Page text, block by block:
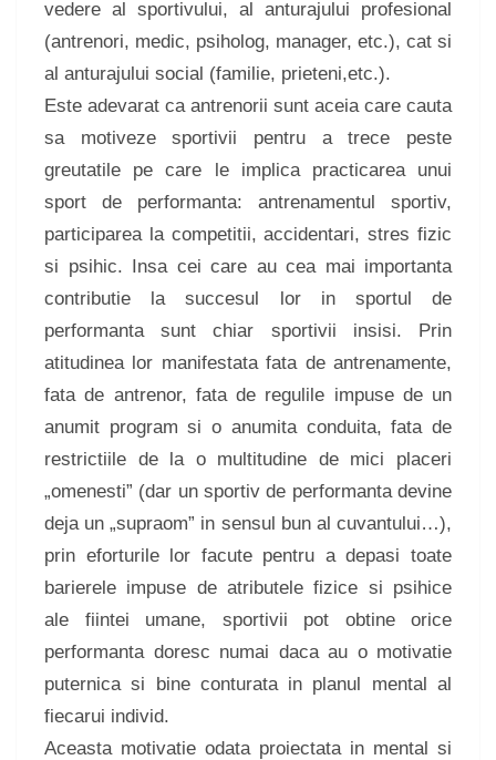
vedere al sportivului, al anturajului profesional
(antrenori, medic, psiholog, manager, etc.), cat si
al anturajului social (familie, prieteni,etc.).
Este adevarat ca antrenorii sunt aceia care cauta
sa motiveze sportivii pentru a trece peste
greutatile pe care le implica practicarea unui
sport de performanta: antrenamentul sportiv,
participarea la competitii, accidentari, stres fizic
si psihic. Insa cei care au cea mai importanta
contributie la succesul lor in sportul de
performanta sunt chiar sportivii insisi. Prin
atitudinea lor manifestata fata de antrenamente,
fata de antrenor, fata de regulile impuse de un
anumit program si o anumita conduita, fata de
restrictiile de la o multitudine de mici placeri
„omenesti” (dar un sportiv de performanta devine
deja un „supraom” in sensul bun al cuvantului…),
prin eforturile lor facute pentru a depasi toate
barierele impuse de atributele fizice si psihice
ale fiintei umane, sportivii pot obtine orice
performanta doresc numai daca au o motivatie
puternica si bine conturata in planul mental al
fiecarui individ.
Aceasta motivatie odata proiectata in mental si